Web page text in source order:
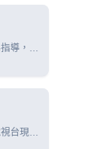
導，突
有了全
台現有